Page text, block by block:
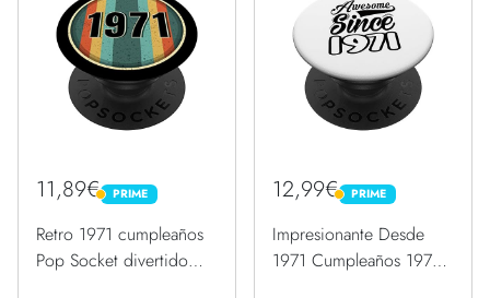
11,89€ PRIME
PRIME
Retro 1971 cumpleaños
Pop Socket divertido
12,99€ PRIME
PRIME
Impresionante Desde
1971 Cumpleaños 1971